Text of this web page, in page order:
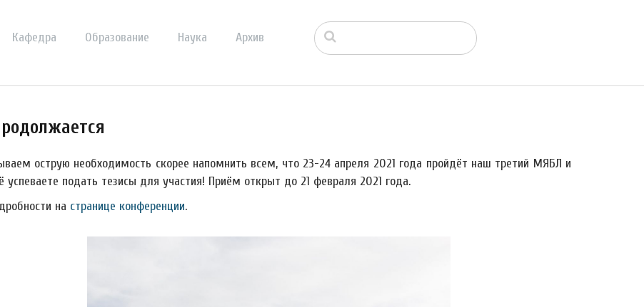
Кафедра Образование Наука Архив
острую необходимость скорее напомнить всем, что 23-24 апреля 2021 года пройдёт наш третий МЯБЛ и
успеваете подать тезисы для участия! Приём открыт до 21 февраля 2021 года.
на странице конференции.